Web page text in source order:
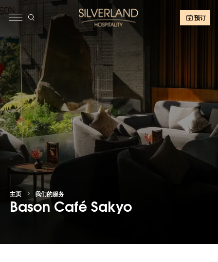
预订
主页 我们的服务
Bason Café Sakyo